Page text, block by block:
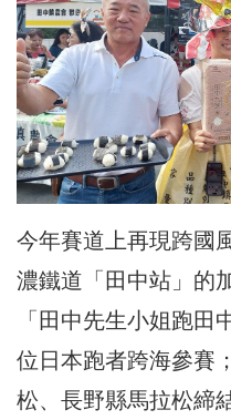
今年賽道上再現跨國
濃鐵道「田中站」的
「田中先生小姐跑田
位日本跑者跨海參賽
松、長野縣馬拉松締